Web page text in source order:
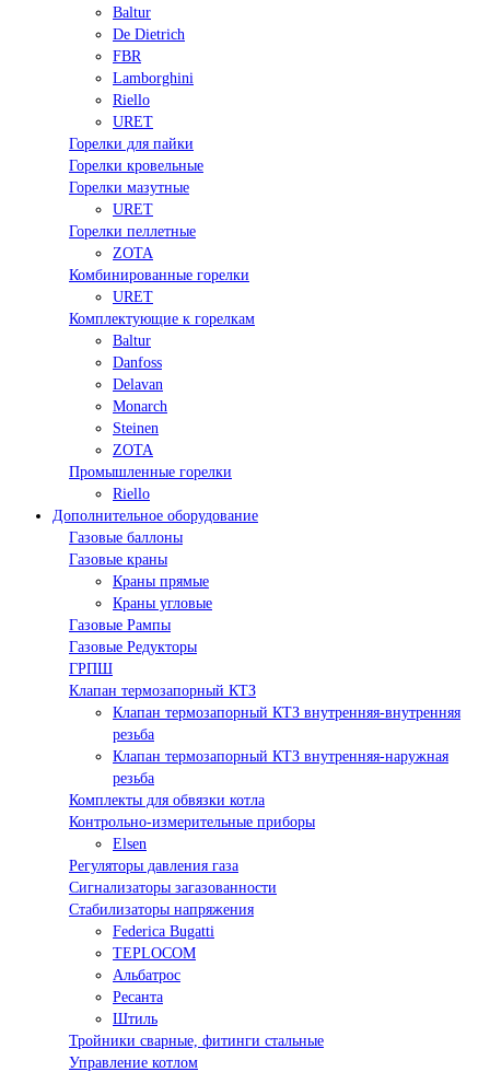
Baltur
De Dietrich
FBR
Lamborghini
Riello
URET
Горелки для пайки
Горелки кровельные
Горелки мазутные
URET
Горелки пеллетные
ZOTA
Комбинированные горелки
URET
Комплектующие к горелкам
Baltur
Danfoss
Delavan
Monarch
Steinen
ZOTA
Промышленные горелки
Riello
Дополнительное оборудование
Газовые баллоны
Газовые краны
Краны прямые
Краны угловые
Газовые Рампы
Газовые Редукторы
ГРПШ
Клапан термозапорный КТЗ
Клапан термозапорный КТЗ внутренняя-внутренняя
резьба
Клапан термозапорный КТЗ внутренняя-наружная
резьба
Комплекты для обвязки котла
Контрольно-измерительные приборы
Elsen
Регуляторы давления газа
Сигнализаторы загазованности
Стабилизаторы напряжения
Federica Bugatti
TEPLOCOM
Альбатрос
Ресанта
Штиль
Тройники сварные, фитинги стальные
Управление котлом